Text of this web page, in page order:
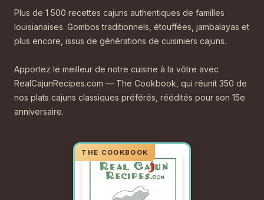
Plus de 1 500 recettes cajuns authentiques de familles
louisianaises. Gombos traditionnels, étouffées, jambalayas et
plus encore, issus de générations de cuisiniers cajuns.
Apportez le meilleur de notre cuisine à la vôtre avec
RealCajunRecipes.com — The Cookbook, qui réunit 350 de
nos plats cajuns classiques préférés, réédités pour son 15e
anniversaire.